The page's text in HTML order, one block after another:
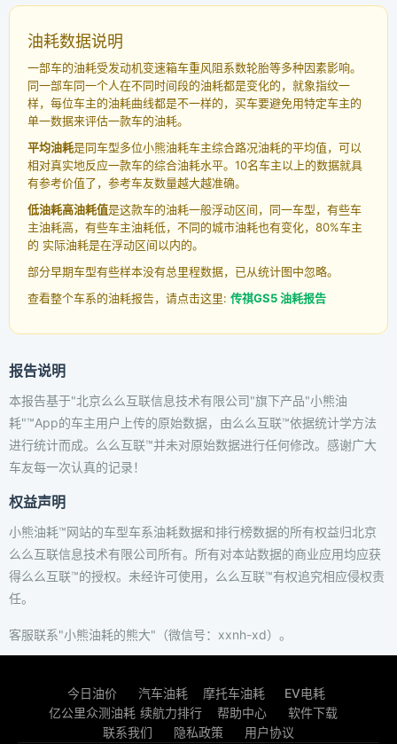
油耗数据说明
一部车的油耗受发动机变速箱车重风阻系数轮胎等多种因素影响。
同一部车同一个人在不同时间段的油耗都是变化的，就象指纹一
样，每位车主的油耗曲线都是不一样的，买车要避免用特定车主的
单一数据来评估一款车的油耗。
平均油耗是同车型多位小熊油耗车主综合路况油耗的平均值，可以
相对真实地反应一款车的综合油耗水平。10名车主以上的数据就具
有参考价值了，参考车友数量越大越准确。
低油耗高油耗值是这款车的油耗一般浮动区间，同一车型，有些车
主油耗高，有些车主油耗低，不同的城市油耗也有变化，80%车主
的 实际油耗是在浮动区间以内的。
部分早期车型有些样本没有总里程数据，已从统计图中忽略。
查看整个车系的油耗报告，请点击这里: 传祺GS5 油耗报告
报告说明
本报告基于"北京么么互联信息技术有限公司"旗下产品"小熊油
耗"™App的车主用户上传的原始数据，由么么互联™依据统计学方法
进行统计而成。么么互联™并未对原始数据进行任何修改。感谢广大
车友每一次认真的记录！
权益声明
小熊油耗™网站的车型车系油耗数据和排行榜数据的所有权益归北京
么么互联信息技术有限公司所有。所有对本站数据的商业应用均应获
得么么互联™的授权。未经许可使用，么么互联™有权追究相应侵权责
任。
客服联系"小熊油耗的熊大"（微信号：xxnh-xd）。
今日油价 汽车油耗 摩托车油耗
EV电耗
亿公里众测油耗 续航力排行 帮助中心
软件下载
联系我们
隐私政策 用户协议